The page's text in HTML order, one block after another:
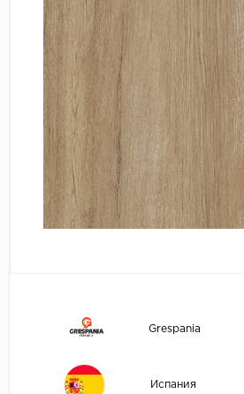
Grespania
Испания